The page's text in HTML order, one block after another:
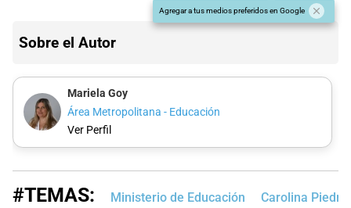
Agregar a tus medios preferidos en Google
Sobre el Autor
Mariela Goy
Área Metropolitana - Educación
Ver Perfil
#TEMAS: Ministerio de Educación Carolina